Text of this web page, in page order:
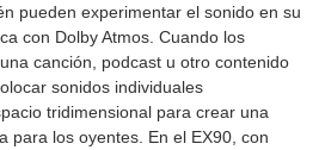
pueden experimentar el sonido en su
con Dolby Atmos. Cuando los
canción, podcast u otro contenido
sonidos individuales
tridimensional para crear una
para los oyentes. En el EX90, con